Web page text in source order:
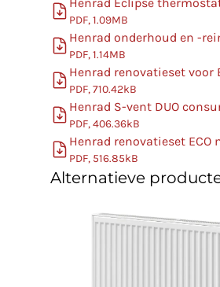
PDF, 1.09MB
Henrad onderhoud en -
PDF, 1.14MB
Henrad renovatieset
PDF, 710.42kB
Henrad S-vent DUO
PDF, 406.36kB
Henrad renovatieset
PDF, 516.85kB
Alternatieve